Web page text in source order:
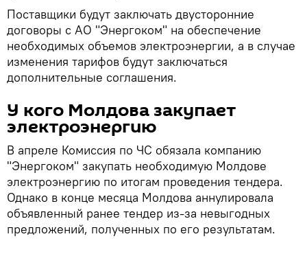
Поставщики будут заключать двусторонние
договоры с АО "Энергоком" на обеспечение
необходимых объемов электроэнергии, а в случае
изменения тарифов будут заключаться
дополнительные соглашения.
У кого Молдова закупает
электроэнергию
В апреле Комиссия по ЧС обязала компанию
"Энергоком" закупать необходимую Молдове
электроэнергию по итогам проведения тендера.
Однако в конце месяца Молдова аннулировала
объявленный ранее тендер из-за невыгодных
предложений, полученных по его результатам.